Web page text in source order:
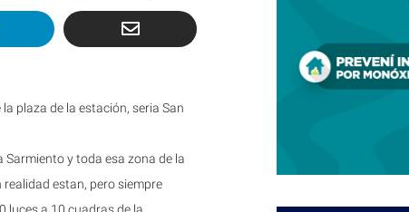
plaza de la estación, seria San
Sarmiento y toda esa zona de la
realidad estan, pero siempre
luces a 10 cuadras de la